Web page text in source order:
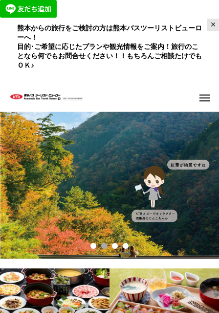
熊本からの旅行をご検討の方は熊本バスツーリストビューロ
ーへ！
目的･ご希望に応じたプランや観光情報をご案内！旅行のこ
となら何でもお問合せください！！もちろんご相談たけでも
ＯＫ♪